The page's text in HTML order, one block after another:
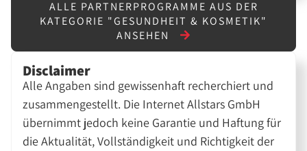
ALLE PARTNERPROGRAMME AUS DER
KATEGORIE "GESUNDHEIT & KOSMETIK"
ANSEHEN
Disclaimer
Alle Angaben sind gewissenhaft recherchiert und
zusammengestellt. Die Internet Allstars GmbH
übernimmt jedoch keine Garantie und Haftung für
die Aktualität, Vollständigkeit und Richtigkeit der